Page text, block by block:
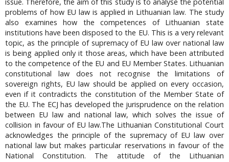
problems of how EU law is applied in Lithuanian law. The study
also examines how the competences of Lithuanian state
institutions have been disposed to the EU. This is a very relevant
topic, as the principle of supremacy of EU law over national law
is being applied only it those areas, which have been attributed
to the competence of the EU and EU Member States. Lithuanian
constitutional law does not recognise the limitations of
sovereign rights, EU law should be applied on every occasion,
even if it contradicts the constitution of the Member State of
the EU. The ECJ has developed the jurisprudence on the relation
between EU law and national law, which solves the issue of
collision in favour of EU law.The Lithuanian Constitutional Court
acknowledges the principle of the supremacy of EU law over
national law but makes particular reservations in favour of the
National Constitution. The attitude of the Lithuanian